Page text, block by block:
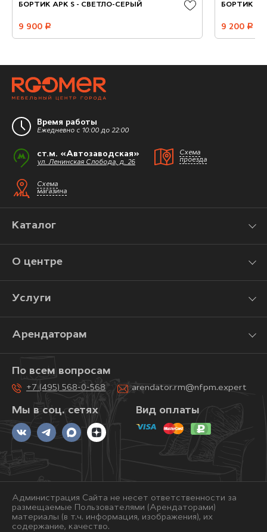
БОРТИК АРК S - СВЕТЛО-СЕРЫЙ
9 900 руб.
БОРТИК
9 200 руб.
Время работы
Ежедневно с 10:00 до 22:00
ст.м. «Автозаводская»
ул. Ленинская Слобода, д. 26
Схема
проезда
Схема
магазина
Каталог
О центре
Услуги
Арендаторам
Мы в соц. сетях
По всем вопросам
+7 (495) 568-0-568 arendator.rm@nfpm.expert
Вид оплаты
Администрация Сайта не несет ответственности за
размещаемые Пользователями (Арендаторами)
материалы (в т.ч. информация, изображения), их
содержание, качество.